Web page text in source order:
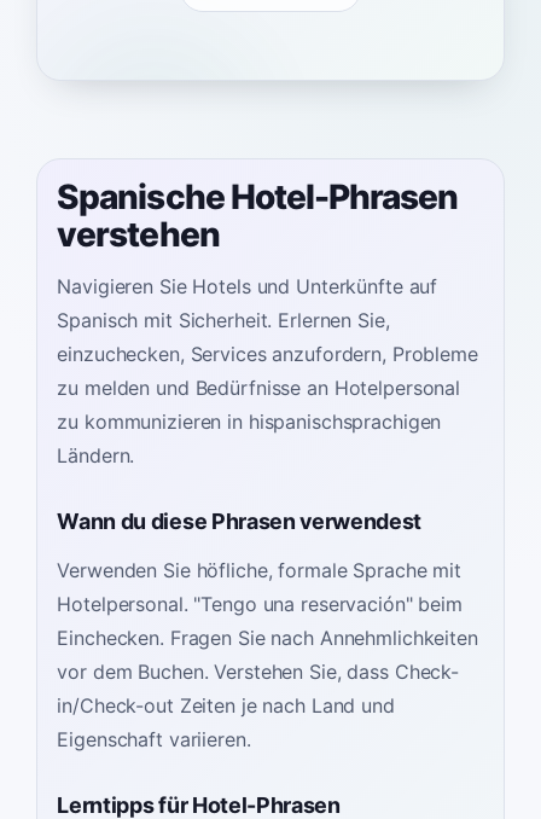
Spanische Hotel-Phrasen
verstehen
Navigieren Sie Hotels und Unterkünfte auf
Spanisch mit Sicherheit. Erlernen Sie,
einzuchecken, Services anzufordern, Probleme
zu melden und Bedürfnisse an Hotelpersonal
zu kommunizieren in hispanischsprachigen
Ländern.
Wann du diese Phrasen verwendest
Verwenden Sie höfliche, formale Sprache mit
Hotelpersonal. "Tengo una reservación" beim
Einchecken. Fragen Sie nach Annehmlichkeiten
vor dem Buchen. Verstehen Sie, dass Check-
in/Check-out Zeiten je nach Land und
Eigenschaft variieren.
Lerntipps für Hotel-Phrasen